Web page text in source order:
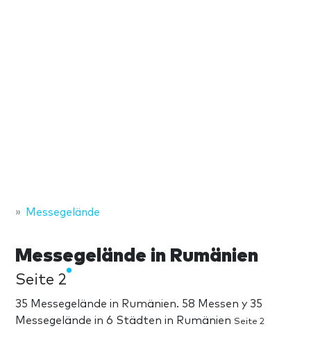
Messegelände
Messegelände in Rumänien
Seite 2
35 Messegelände in Rumänien. 58 Messen y 35
Messegelände in 6 Städten in Rumänien Seite 2